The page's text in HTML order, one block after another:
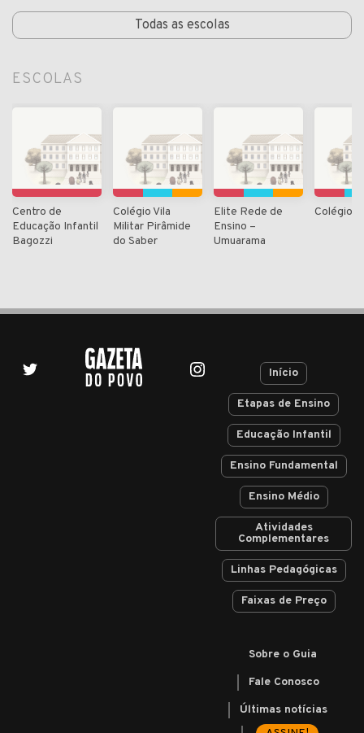
Todas as escolas
ESCOLAS
Centro de
Educação Infantil
Bagozzi
Colégio Vila
Militar Pirâmide
do Saber
Elite Rede de
Ensino –
Umuarama
Colégio
Início
Etapas de Ensino
Educação Infantil
Ensino Fundamental
Ensino Médio
Atividades
Complementares
Linhas Pedagógicas
Faixas de Preço
Sobre o Guia
Fale Conosco
Últimas notícias